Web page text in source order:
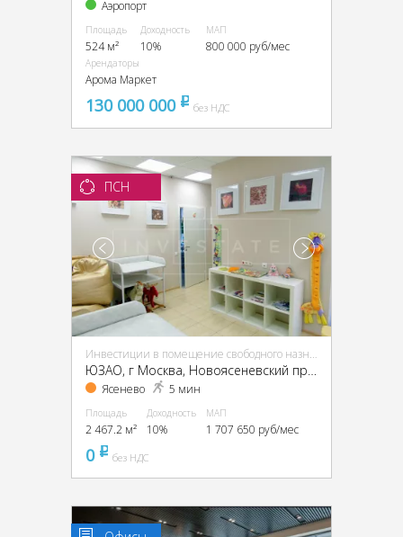
Аэропорт
Площадь
524 м²
Доходность
10%
МАП
800 000 руб/мес
Арендаторы
Арома Маркет
130 000 000 pуббез НДС
ПСН
Инвестиции в помещение свободного назначения (ПСН)
ЮЗАО, г Москва, Новоясеневский пр-т, 13, кор. 2
Ясенево 5 мин
Площадь
2 467.2 м²
Доходность
10%
МАП
1 707 650 руб/мес
0 pуббез НДС